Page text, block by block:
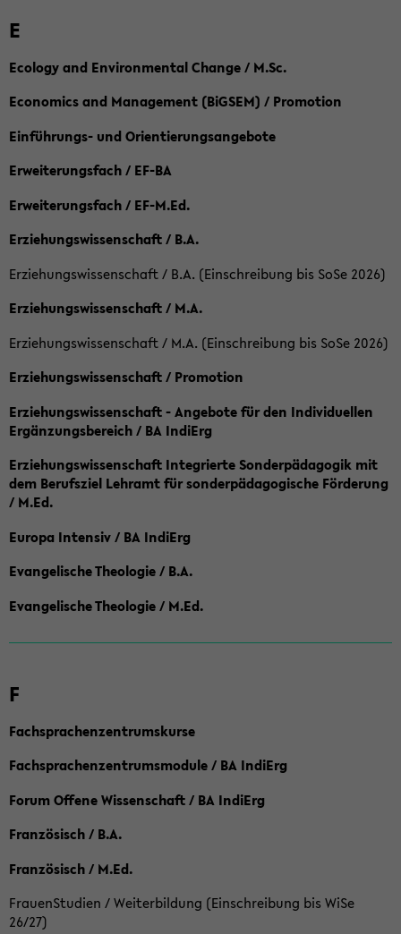
E
Ecology and Environmental Change / M.Sc.
Economics and Management (BiGSEM) / Promotion
Einführungs- und Orientierungsangebote
Erweiterungsfach / EF-BA
Erweiterungsfach / EF-M.Ed.
Erziehungswissenschaft / B.A.
Erziehungswissenschaft / B.A. (Einschreibung bis SoSe 2026)
Erziehungswissenschaft / M.A.
Erziehungswissenschaft / M.A. (Einschreibung bis SoSe 2026)
Erziehungswissenschaft / Promotion
Erziehungswissenschaft - Angebote für den Individuellen
Ergänzungsbereich / BA IndiErg
Erziehungswissenschaft Integrierte Sonderpädagogik mit
dem Berufsziel Lehramt für sonderpädagogische Förderung
/ M.Ed.
Europa Intensiv / BA IndiErg
Evangelische Theologie / B.A.
Evangelische Theologie / M.Ed.
F
Fachsprachenzentrumskurse
Fachsprachenzentrumsmodule / BA IndiErg
Forum Offene Wissenschaft / BA IndiErg
Französisch / B.A.
Französisch / M.Ed.
FrauenStudien / Weiterbildung (Einschreibung bis WiSe
26/27)